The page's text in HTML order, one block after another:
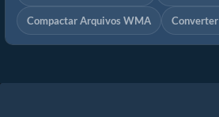
Compactar Arquivos WMA